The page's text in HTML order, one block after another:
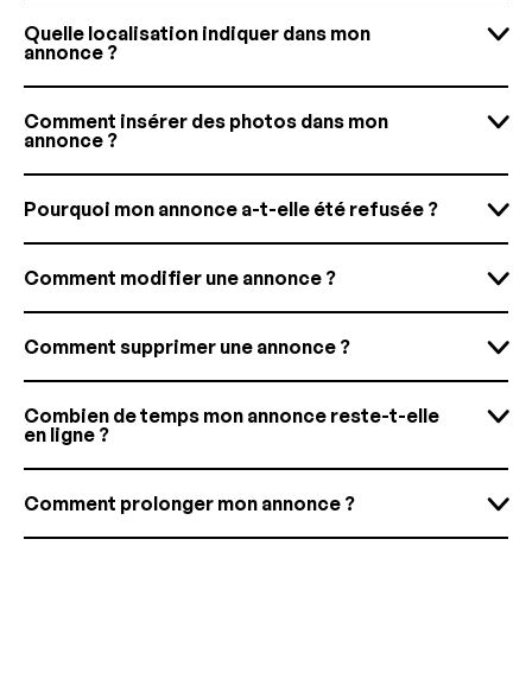
Quelle localisation indiquer dans mon
annonce ?
Comment insérer des photos dans mon
annonce ?
Pourquoi mon annonce a-t-elle été refusée ?
Comment modifier une annonce ?
Comment supprimer une annonce ?
Combien de temps mon annonce reste-t-elle
en ligne ?
Comment prolonger mon annonce ?